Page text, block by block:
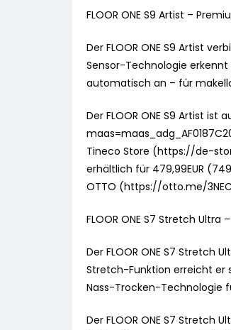
FLOOR ONE S9 Artist –
Der FLOOR ONE S9 Artist
Sensor-Technologie
automatisch an – für
Der FLOOR ONE S9 Artist
Tineco Store (https://de-
erhältlich für 479,99EUR
OTTO (https://otto.me/
FLOOR ONE S7 Stretch
Der FLOOR ONE S7
Stretch-Funktion erreicht er
Nass-Trocken-Technologie
Der FLOOR ONE S7 Stretch